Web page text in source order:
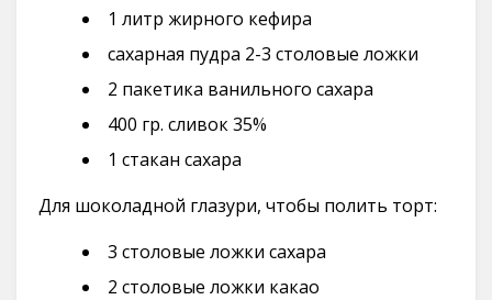
1 литр жирного кефира
сахарная пудра 2-3 столовые ложки
2 пакетика ванильного сахара
400 гр. сливок 35%
1 стакан сахара
Для шоколадной глазури, чтобы полить торт:
3 столовые ложки сахара
2 столовые ложки какао